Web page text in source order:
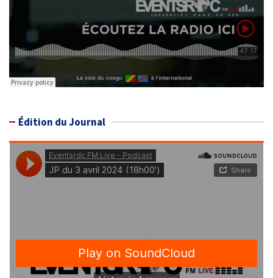
Édition du Journal